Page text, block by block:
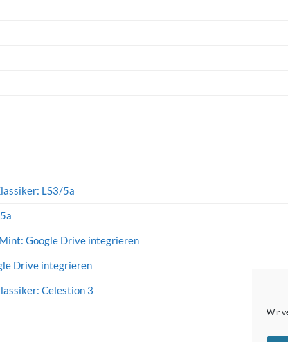
Wir
LS3/5a
Google Drive integrieren
Drive integrieren
Celestion 3